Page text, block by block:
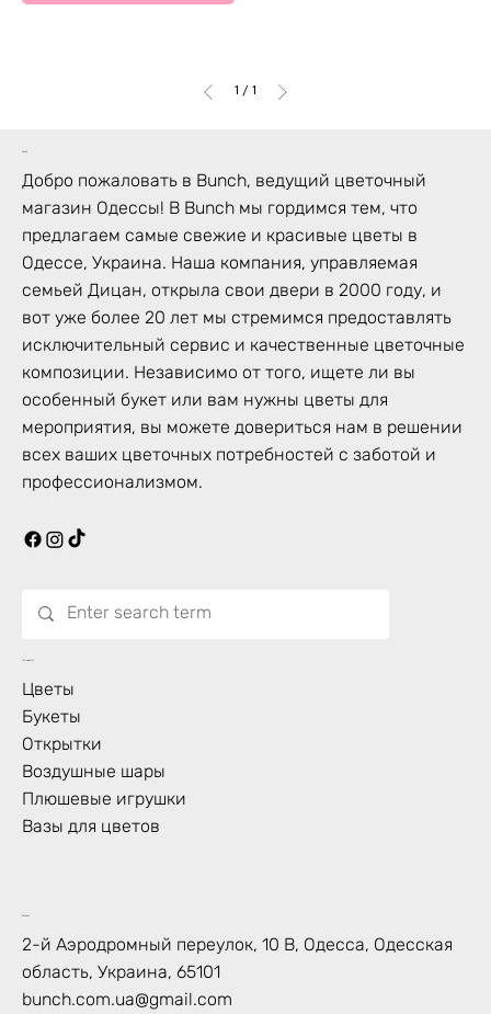
1 / 1
bunch
Добро пожаловать в Bunch, ведущий цветочный
магазин Одессы! В Bunch мы гордимся тем, что
предлагаем самые свежие и красивые цветы в
Одессе, Украина. Наша компания, управляемая
семьей Дицан, открыла свои двери в 2000 году, и
вот уже более 20 лет мы стремимся предоставлять
исключительный сервис и качественные цветочные
композиции. Независимо от того, ищете ли вы
особенный букет или вам нужны цветы для
мероприятия, вы можете довериться нам в решении
всех ваших цветочных потребностей с заботой и
профессионализмом.
Что цветет?
Цветы
Букеты
Открытки
Воздушные шары
Плюшевые игрушки
Вазы для цветов
Контакт
2-й Аэродромный переулок, 10 В, Одесса, Одесская
область, Украина, 65101
bunch.com.ua@gmail.com